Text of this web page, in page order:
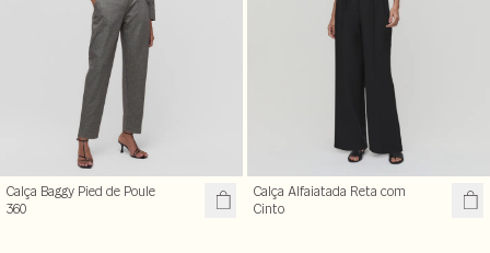
Calça Baggy Pied de Poule
360
Calça Alfaiatada Reta com
Cinto